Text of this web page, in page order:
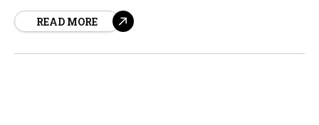
esfuerzos están dando frutos. Desde que la Ley de
READ MORE